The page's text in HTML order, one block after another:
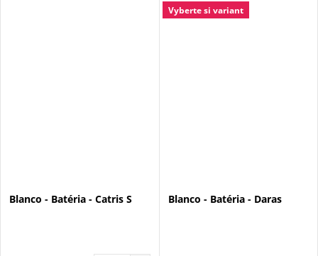
Blanco - Batéria - Catris S
Vyberte si variant
Blanco - Batéria - Daras